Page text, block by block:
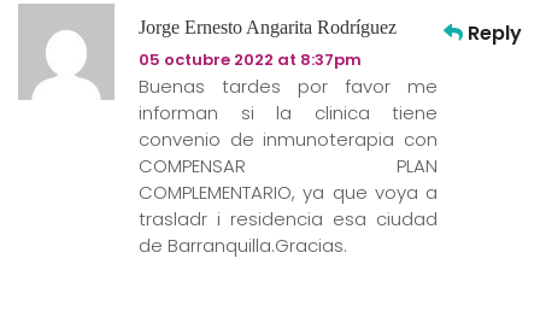
Jorge Ernesto Angarita Rodríguez
05 octubre 2022 at 8:37pm
Buenas tardes por favor me
informan si la clinica tiene
convenio de inmunoterapia con
COMPENSAR PLAN
COMPLEMENTARIO, ya que voya a
trasladr i residencia esa ciudad
de Barranquilla.Gracias.
Reply